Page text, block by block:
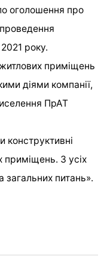
оголошення про
року.
приміщень
діями компанії,
ПрАТ
конструктивні
приміщень. З усіх
загальних питань».